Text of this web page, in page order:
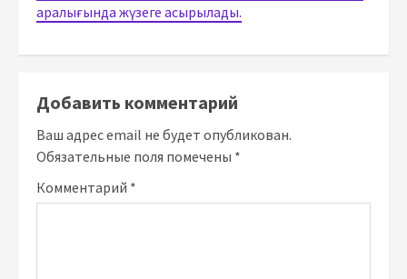
аралығында жүзеге асырылады.
Добавить комментарий
Ваш адрес email не будет опубликован.
Обязательные поля помечены *
Комментарий *